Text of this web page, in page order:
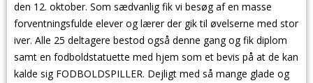
den 12. oktober. Som sædvanlig fik vi besøg af en masse
forventningsfulde elever og lærer der gik til øvelserne med stor
iver. Alle 25 deltagere bestod også denne gang og fik diplom
samt en fodboldstatuette med hjem som et bevis på at de kan
kalde sig FODBOLDSPILLER. Dejligt med så mange glade og